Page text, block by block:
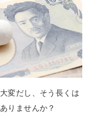
変だし、そう長くは
りませんか？